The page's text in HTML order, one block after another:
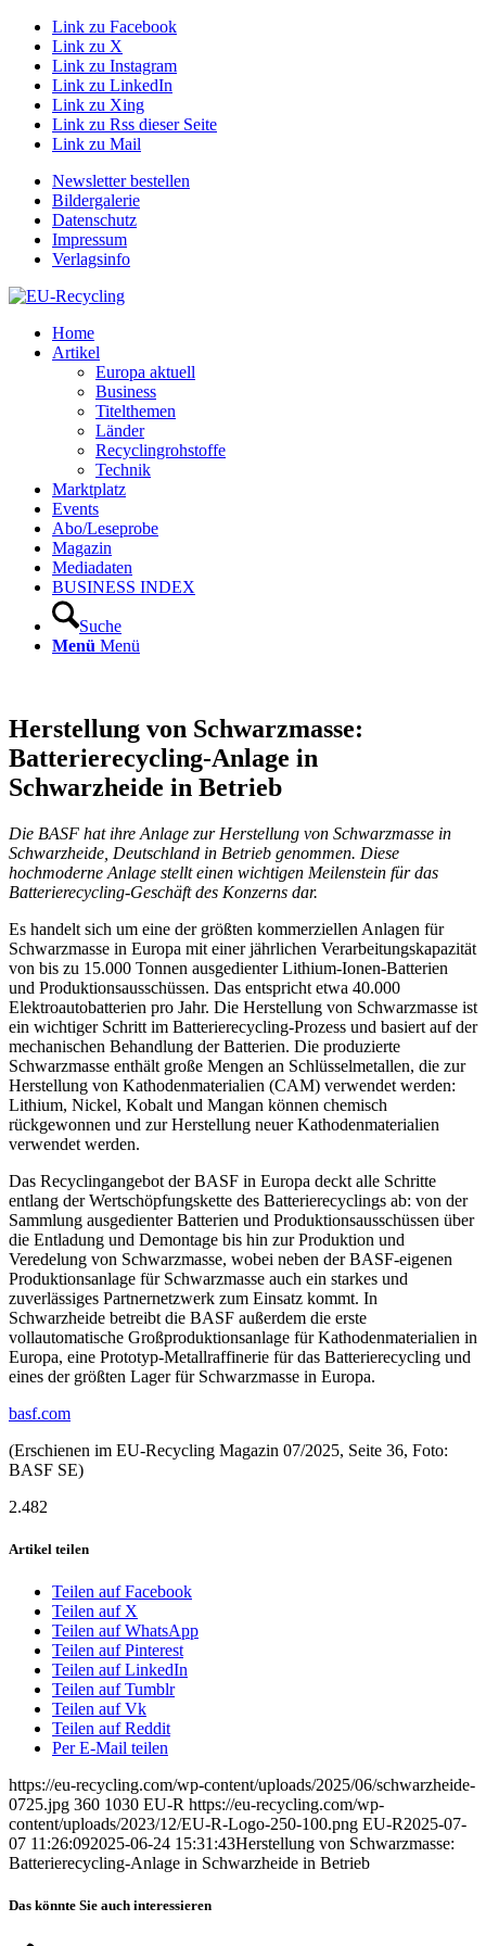
Link zu Facebook
Link zu X
Link zu Instagram
Link zu LinkedIn
Link zu Xing
Link zu Rss dieser Seite
Link zu Mail
Newsletter bestellen
Bildergalerie
Datenschutz
Impressum
Verlagsinfo
Home
Artikel
Europa aktuell
Business
Titelthemen
Länder
Recyclingrohstoffe
Technik
Marktplatz
Events
Abo/Leseprobe
Magazin
Mediadaten
BUSINESS INDEX
Suche
Menü Menü
Herstellung von Schwarzmasse:
Batterierecycling-Anlage in
Schwarzheide in Betrieb
Die BASF hat ihre Anlage zur Herstellung von Schwarzmasse in
Schwarzheide, Deutschland in Betrieb genommen. Diese
hochmoderne Anlage stellt einen wichtigen Meilenstein für das
Batterierecycling-Geschäft des Konzerns dar.
Es handelt sich um eine der größten kommerziellen Anlagen für
Schwarzmasse in Europa mit einer jährlichen Verarbeitungskapazität
von bis zu 15.000 Tonnen ausgedienter Lithium-Ionen-Batterien
und Produktionsausschüssen. Das entspricht etwa 40.000
Elektroautobatterien pro Jahr. Die Herstellung von Schwarzmasse ist
ein wichtiger Schritt im Batterierecycling-Prozess und basiert auf der
mechanischen Behandlung der Batterien. Die produzierte
Schwarzmasse enthält große Mengen an Schlüsselmetallen, die zur
Herstellung von Kathodenmaterialien (CAM) verwendet werden:
Lithium, Nickel, Kobalt und Mangan können chemisch
rückgewonnen und zur Herstellung neuer Kathodenmaterialien
verwendet werden.
Das Recyclingangebot der BASF in Europa deckt alle Schritte
entlang der Wertschöpfungskette des Batterierecyclings ab: von der
Sammlung ausgedienter Batterien und Produktionsausschüssen über
die Entladung und Demontage bis hin zur Produktion und
Veredelung von Schwarzmasse, wobei neben der BASF-eigenen
Produktionsanlage für Schwarzmasse auch ein starkes und
zuverlässiges Partnernetzwerk zum Einsatz kommt. In
Schwarzheide betreibt die BASF außerdem die erste
vollautomatische Großproduktionsanlage für Kathodenmaterialien in
Europa, eine Prototyp-Metallraffinerie für das Batterierecycling und
eines der größten Lager für Schwarzmasse in Europa.
basf.com
(Erschienen im EU-Recycling Magazin 07/2025, Seite 36, Foto:
BASF SE)
2.482
Artikel teilen
Teilen auf Facebook
Teilen auf X
Teilen auf WhatsApp
Teilen auf Pinterest
Teilen auf LinkedIn
Teilen auf Tumblr
Teilen auf Vk
Teilen auf Reddit
Per E-Mail teilen
https://eu-recycling.com/wp-content/uploads/2025/06/schwarzheide-
0725.jpg 360 1030 EU-R https://eu-recycling.com/wp-
content/uploads/2023/12/EU-R-Logo-250-100.png EU-R2025-07-
07 11:26:092025-06-24 15:31:43Herstellung von Schwarzmasse:
Batterierecycling-Anlage in Schwarzheide in Betrieb
Das könnte Sie auch interessieren